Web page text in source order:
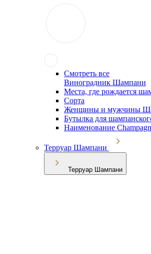
Смотреть все
Виноградник Шампани
Места, где рождается
Сорта
Женщины и мужчины
Бутылка для
Наименование
Терруар Шампани
Терруар Шампани